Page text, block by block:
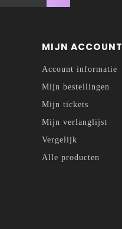
MIJN ACCOUNT
Account informatie
Mijn bestellingen
Mijn tickets
Mijn verlanglijst
Vergelijk
Alle producten